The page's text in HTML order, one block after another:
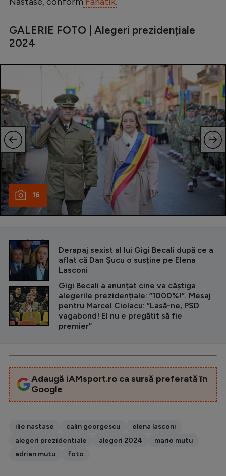
GALERIE FOTO | Alegeri prezidențiale
2024
16
CITEȘTE ȘI
Derapaj sexist al lui Gigi Becali după ce a
aflat că Dan Șucu o susține pe Elena
Lasconi
Gigi Becali a anunțat cine va câștiga
alegerile prezidențiale: ”1000%!”. Mesaj
pentru Marcel Ciolacu: ”Lasă-ne, PSD
vagabond! El nu e pregătit să fie
premier”
Adaugă iAMsport.ro ca sursă preferată în
Google
ilie nastase calin georgescu
elena lasconi
alegeri prezidentiale
alegeri 2024
mario mutu
adrian mutu
foto